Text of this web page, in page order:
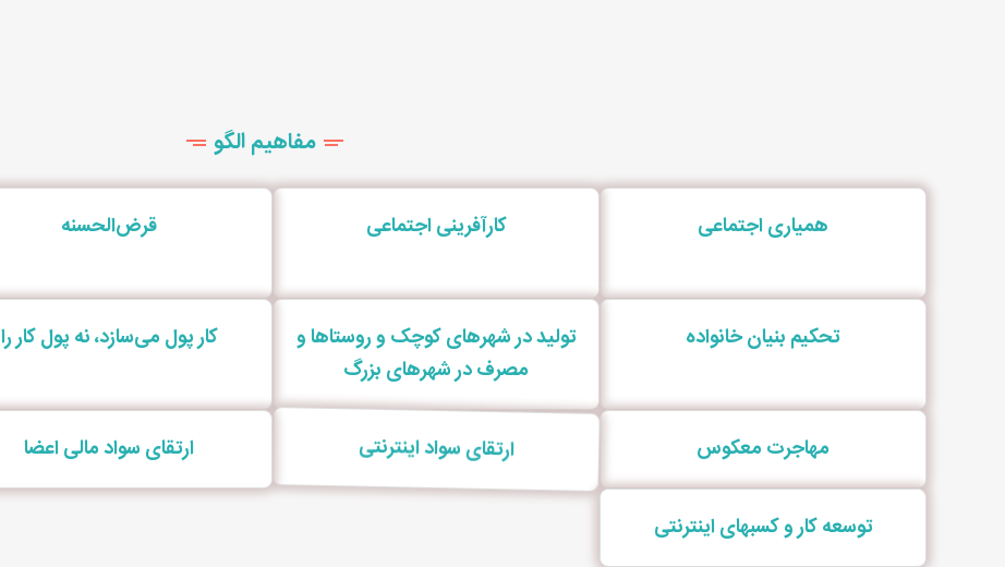
مفاهیم الگو
همیاری اجتماعی کارآفرینی اجتماعی قرض‌الحسنه
تحکیم بنیان خانواده
تولید در شهرهای کوچک و روستاها و
مصرف در شهرهای بزرگ
کار پول می‌سازد، نه پول کار را
مهاجرت معکوس ارتقای سواد اینترنتی ارتقای سواد مالی اعضا
توسعه کار و کسبهای اینترنتی